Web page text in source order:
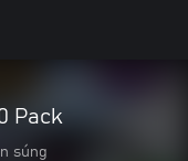
Pack
súng